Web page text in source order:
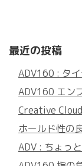
最近の投稿
ADV160 : タ
ADV160 エン
Creative
ホールド性の
ADV : ちょっ